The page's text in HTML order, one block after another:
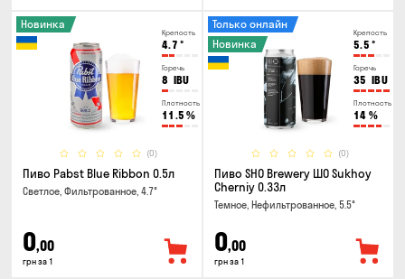
Крепость
4.7 °
Горечь
8 IBU
Плотность
11.5 %
(0)
Новинка
Пиво Pabst Blue Ribbon 0.5л
Светлое, Фильтрованное, 4.7°
0,00
грн за 1
Крепость
5.5 °
Горечь
35 IBU
Плотность
14 %
(0)
Только онлайн
Новинка
Пиво SHO Brewery ШО Sukhoy
Cherniy 0.33л
Темное, Нефильтрованное, 5.5°
0,00
грн за 1